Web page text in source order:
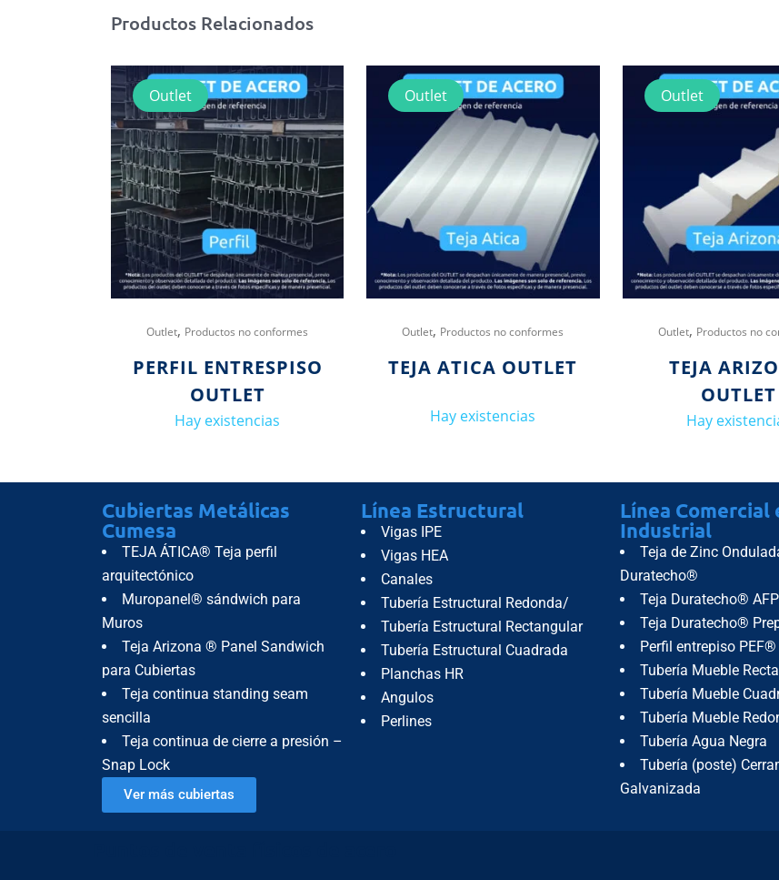
Productos Relacionados
Outlet
Outlet, Productos no conformes
PERFIL ENTRESPISO
OUTLET
Hay existencias
Outlet
Outlet, Productos no conformes
TEJA ATICA OUTLET
Hay existencias
Outlet
Outlet, Productos no
TEJA
OUTLET
Hay
Cubiertas Metálicas
Cumesa
TEJA ÁTICA® Teja perfil
arquitectónico
Muropanel® sándwich para
Muros
Teja Arizona ® Panel Sandwich
para Cubiertas
Teja continua standing seam
sencilla
Teja continua de cierre a presión –
Snap Lock
Ver más cubiertas
Línea Estructural
Vigas IPE
Vigas HEA
Canales
Tubería Estructural Redonda/
Tubería Estructural Rectangular
Tubería Estructural Cuadrada
Planchas HR
Angulos
Perlines
Línea Comercial
Industrial
Teja de Zinc
Duratecho®
Teja Duratecho® AFP
Teja Duratecho®
Perfil entrepiso PEF®
Tubería Mueble
Tubería Mueble
Tubería Mueble
Tubería Agua Negra
Tubería (poste)
Galvanizada